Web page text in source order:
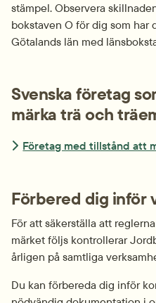
stämpel. Observera
bokstaven O för dig som har
Götalands län med
Svenska företag
märka trä och
Företag med tillstånd att
Förbered dig inför
För att säkerställa att
märket följs kontrollerar
årligen på samtliga
Du kan förbereda dig inför